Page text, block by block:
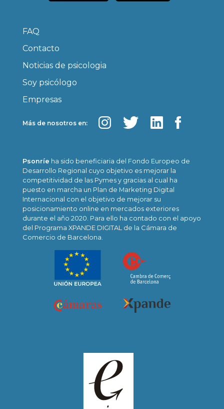
FAQ
Contacto
Noticias de psicologia
Soy psicólogo
Empresas
Más de nosotros en:
Psonríe ha sido beneficiaria del Fondo Europeo de
Desarrollo Regional cuyo objetivo es mejorar la
competitividad de las Pymes y gracias al cual ha
puesto en marcha un Plan de Marketing Digital
Internacional con el objetivo de mejorar su
posicionamiento online en mercados exteriores
durante el año 2020. Para ello ha contado con el apoyo
del Programa XPANDE DIGITAL de la Cámara de
Comercio de Barcelona.